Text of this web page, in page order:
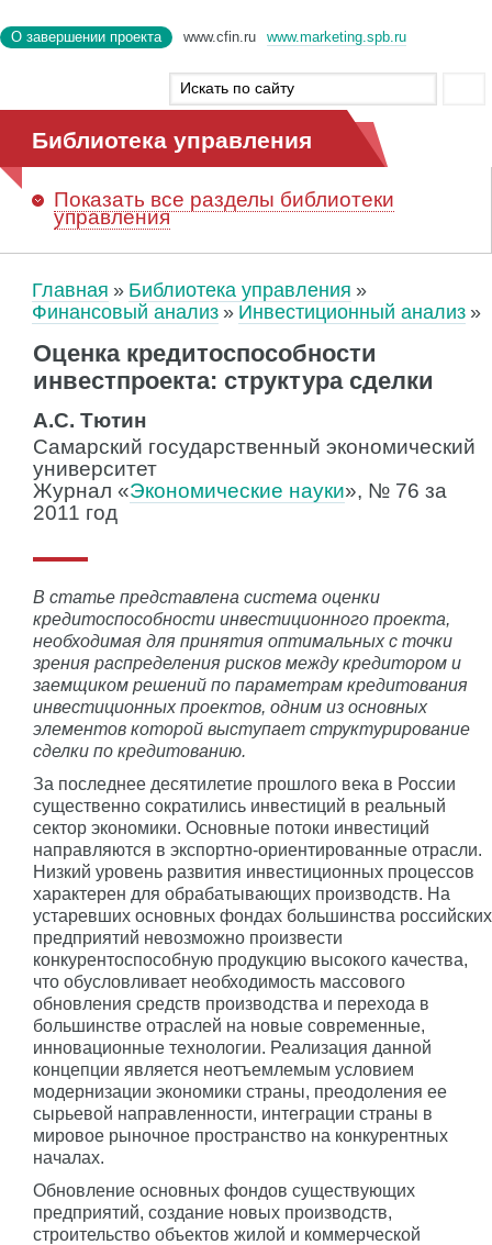
О завершении проекта www.cfin.ru www.marketing.spb.ru
Библиотека управления
Показать все разделы библиотеки
управления
Главная
Библиотека управления
Финансовый анализ
Инвестиционный анализ
Оценка кредитоспособности
инвестпроекта: структура сделки
А.С. Тютин
Самарский государственный экономический
университет
Журнал «Экономические науки», № 76 за
2011 год
В статье представлена система оценки
кредитоспособности инвестиционного проекта,
необходимая для принятия оптимальных с точки
зрения распределения рисков между кредитором и
заемщиком решений по параметрам кредитования
инвестиционных проектов, одним из основных
элементов которой выступает структурирование
сделки по кредитованию.
За последнее десятилетие прошлого века в России
существенно сократились инвестиций в реальный
сектор экономики. Основные потоки инвестиций
направляются в экспортно-ориентированные отрасли.
Низкий уровень развития инвестиционных процессов
характерен для обрабатывающих производств. На
устаревших основных фондах большинства российских
предприятий невозможно произвести
конкурентоспособную продукцию высокого качества,
что обусловливает необходимость массового
обновления средств производства и перехода в
большинстве отраслей на новые современные,
инновационные технологии. Реализация данной
концепции является неотъемлемым условием
модернизации экономики страны, преодоления ее
сырьевой направленности, интеграции страны в
мировое рыночное пространство на конкурентных
началах.
Обновление основных фондов существующих
предприятий, создание новых производств,
строительство объектов жилой и коммерческой